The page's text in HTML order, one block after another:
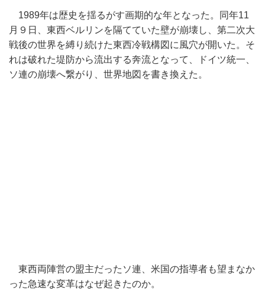
1989年は歴史を揺るがす画期的な年となった。同年11
月９日
、東西ベルリンを隔てていた壁が崩壊し、 第二次大
戦後の世界を縛り続けた東西冷戦構図に風穴が開いた。 そ
れは破れた堤防から流出する奔流となって、ドイツ統一、
ソ連の崩壊へ繋がり、世界地図を書き換えた。
東西両陣営の盟主だったソ連、 米国の指導者も望まなか
った急速な変革はなぜ起きたのか。